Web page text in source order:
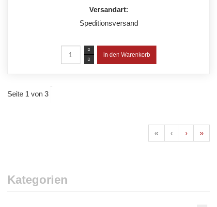
Versandart:
Speditionsversand
Seite 1 von 3
« ‹ › »
Kategorien